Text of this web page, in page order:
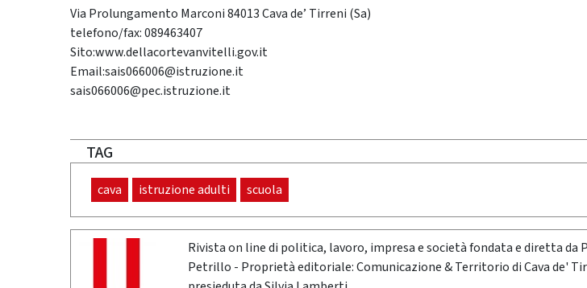
Via Prolungamento Marconi 84013 Cava de’ Tirreni (Sa)
telefono/fax: 089463407
Sito:www.dellacortevanvitelli.gov.it
Email:sais066006@istruzione.it
sais066006@pec.istruzione.it
TAG
cava istruzione adulti scuola
Rivista on line di politica, lavoro, impresa e società fondata e diretta da
Petrillo - Proprietà editoriale: Comunicazione & Territorio di Cava de'